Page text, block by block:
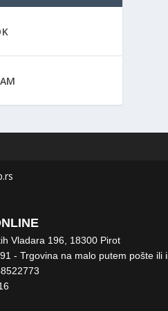
Vladara 196, 18300 Pirot
- Trgovina na malo putem pošte ili